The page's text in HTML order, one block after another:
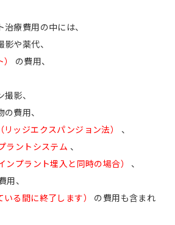
療費用の中には、
や薬代、
の費用、
影、
費用、
ッジエクスパンジョン法）
、
ラントシステム 、
プラント埋入と同時の場合）
、
用、
る間に終了します）
の費用も含まれ